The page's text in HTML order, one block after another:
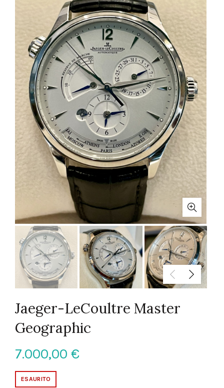
Jaeger-LeCoultre Master
Geographic
7.000,00 €
ESAURITO